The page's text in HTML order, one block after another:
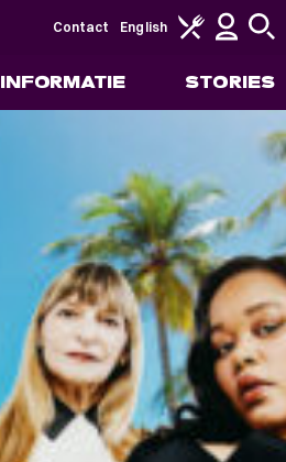
INFORMATIE STORIES
Contact English